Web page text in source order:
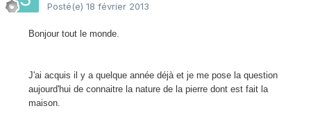
Posté(e) 18 février 2013
Bonjour tout le monde.
J'ai acquis il y a quelque année déjà et je me pose la question
aujourd'hui de connaitre la nature de la pierre dont est fait la
maison.